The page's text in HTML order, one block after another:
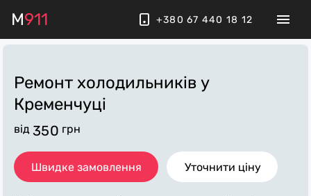
M911 +380 67 440 18 12
Ремонт холодильників у
Кременчуці
від 350 грн
Швидке замовлення Уточнити ціну